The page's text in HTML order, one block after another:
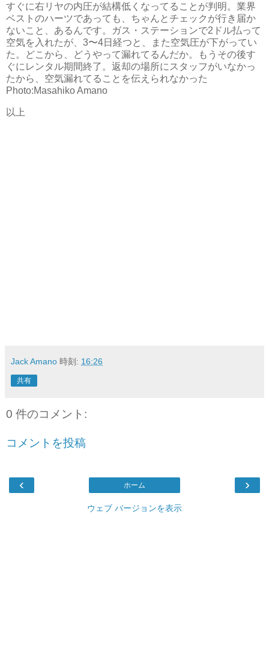
すぐに右リヤの内圧が結構低くなってることが判明。業界
ベストのハーツであっても、ちゃんとチェックが行き届か
ないこと、あるんです。ガス・ステーションで2ドル払って
空気を入れたが、3〜4日経つと、また空気圧が下がってい
た。どこから、どうやって漏れてるんだか。もうその後す
ぐにレンタル期間終了。返却の場所にスタッフがいなかっ
たから、空気漏れてることを伝えられなかった
Photo:Masahiko Amano
以上
Jack Amano 時刻: 16:26
共有
0 件のコメント:
コメントを投稿
‹ ›
ホーム
ウェブ バージョンを表示